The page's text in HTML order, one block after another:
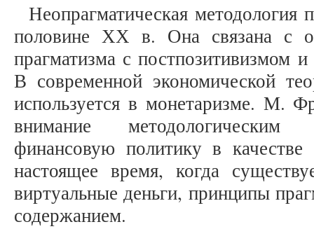
Неопрагматическая методология
половине ХХ в. Она связана с
прагматизма с постпозитивизмом
В современной экономической
используется в монетаризме. М.
внимание методологическим
финансовую политику в
настоящее время, когда
виртуальные деньги, принципы
содержанием.